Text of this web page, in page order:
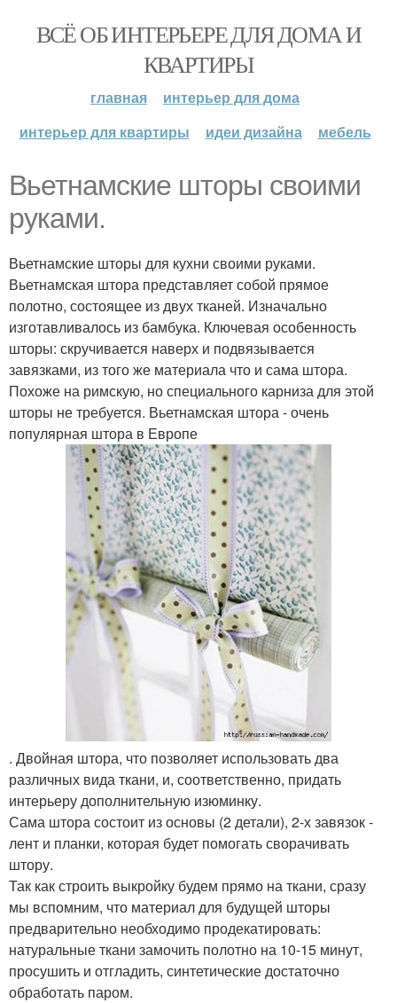
ВСЁ ОБ ИНТЕРЬЕРЕ ДЛЯ ДОМА И
КВАРТИРЫ
главная
интерьер для дома
интерьер для квартиры
идеи дизайна мебель
Вьетнамские шторы своими
руками.
Вьетнамские шторы для кухни своими руками.
Вьетнамская штора представляет собой прямое
полотно, состоящее из двух тканей. Изначально
изготавливалось из бамбука. Ключевая особенность
шторы: скручивается наверх и подвязывается
завязками, из того же материала что и сама штора.
Похоже на римскую, но специального карниза для этой
шторы не требуется. Вьетнамская штора - очень
популярная штора в Европе
. Двойная штора, что позволяет использовать два
различных вида ткани, и, соответственно, придать
интерьеру дополнительную изюминку.
Сама штора состоит из основы (2 детали), 2-х завязок -
лент и планки, которая будет помогать сворачивать
штору.
Так как строить выкройку будем прямо на ткани, сразу
мы вспомним, что материал для будущей шторы
предварительно необходимо продекатировать:
натуральные ткани замочить полотно на 10-15 минут,
просушить и отгладить, синтетические достаточно
обработать паром.